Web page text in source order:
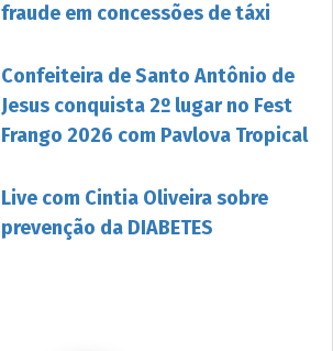
fraude em concessões de táxi
Confeiteira de Santo Antônio de
Jesus conquista 2º lugar no Fest
Frango 2026 com Pavlova Tropical
Live com Cintia Oliveira sobre
prevenção da DIABETES